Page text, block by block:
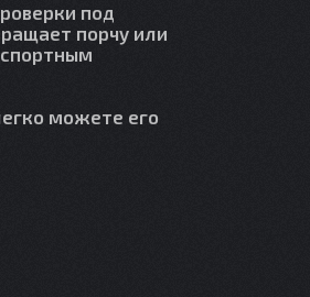
под
порчу или
можете его